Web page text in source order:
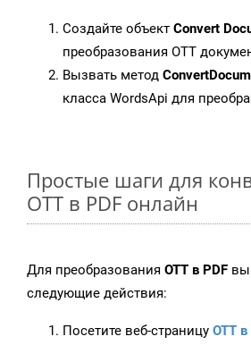
Создайте объект Convert
преобразования OTT
Вызвать метод
класса WordsApi для
Простые шаги для
OTT в PDF онлайн
Для преобразования OTT в PDF
следующие действия:
Посетите веб-страницу OTT в